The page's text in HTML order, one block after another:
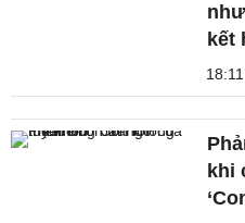
kết
khi